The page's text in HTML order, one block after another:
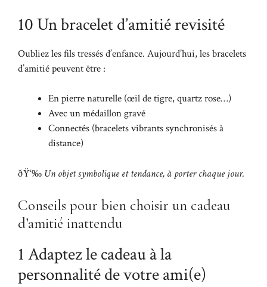
10 Un bracelet d’amitié revisité
Oubliez les fils tressés d’enfance. Aujourd’hui, les bracelets
d’amitié peuvent être :
En pierre naturelle (œil de tigre, quartz rose…)
Avec un médaillon gravé
Connectés (bracelets vibrants synchronisés à
distance)
ðŸ‘‰ Un objet symbolique et tendance, à porter chaque jour.
Conseils pour bien choisir un cadeau
d’amitié inattendu
1 Adaptez le cadeau à la
personnalité de votre ami(e)